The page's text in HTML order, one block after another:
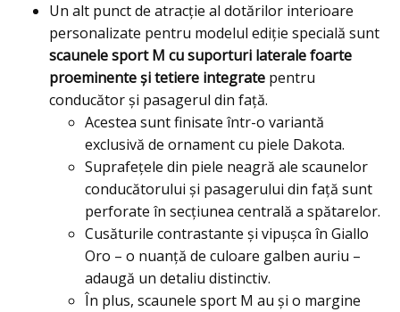
Un alt punct de atracţie al dotărilor interioare
personalizate pentru modelul ediţie specială sunt
scaunele sport M cu suporturi laterale foarte
proeminente şi tetiere integrate pentru
conducător şi pasagerul din faţă.
Acestea sunt finisate într-o variantă
exclusivă de ornament cu piele Dakota.
Suprafeţele din piele neagră ale scaunelor
conducătorului şi pasagerului din faţă sunt
perforate în secţiunea centrală a spătarelor.
Cusăturile contrastante şi vipuşca în Giallo
Oro – o nuanţă de culoare galben auriu –
adaugă un detaliu distinctiv.
În plus, scaunele sport M au şi o margine